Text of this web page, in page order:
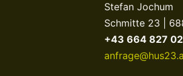
Stefan Jochum
Schmitte 23 |
+43 664 827